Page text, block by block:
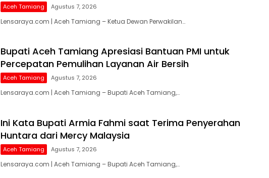
Aceh Tamiang Agustus 7, 2026
Lensaraya.com | Aceh Tamiang – Ketua Dewan Perwakilan…
Bupati Aceh Tamiang Apresiasi Bantuan PMI untuk
Percepatan Pemulihan Layanan Air Bersih
Aceh Tamiang Agustus 7, 2026
Lensaraya.com | Aceh Tamiang – Bupati Aceh Tamiang,…
Ini Kata Bupati Armia Fahmi saat Terima Penyerahan
Huntara dari Mercy Malaysia
Aceh Tamiang Agustus 7, 2026
Lensaraya.com | Aceh Tamiang – Bupati Aceh Tamiang,…